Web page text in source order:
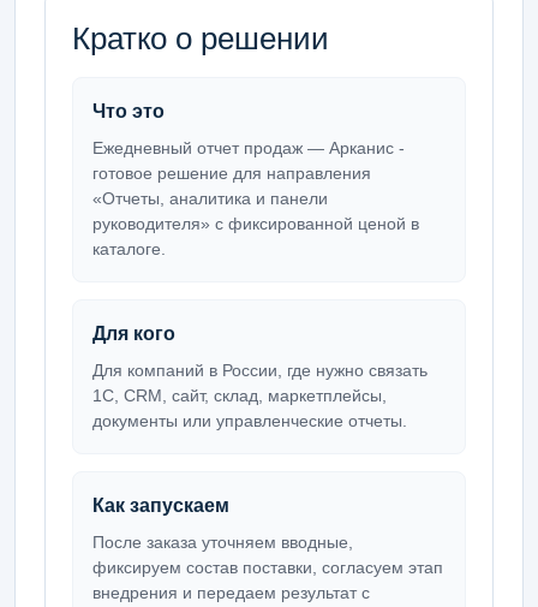
Кратко о решении
Что это
Ежедневный отчет продаж — Арканис -
готовое решение для направления
«Отчеты, аналитика и панели
руководителя» с фиксированной ценой в
каталоге.
Для кого
Для компаний в России, где нужно связать
1С, CRM, сайт, склад, маркетплейсы,
документы или управленческие отчеты.
Как запускаем
После заказа уточняем вводные,
фиксируем состав поставки, согласуем этап
внедрения и передаем результат с